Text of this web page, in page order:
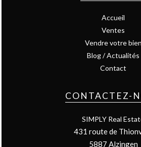
Accueil
Ventes
Vendre votre bien
Blog / Actualités
Contact
CONTACTEZ-
SIMPLY Real
431 route de
5887 Alzingen